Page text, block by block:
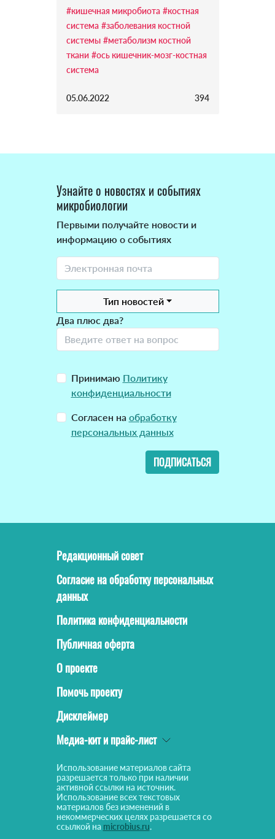
#кишечная микробиота #костная
система #заболевания костной
системы #метаболизм костной
ткани #ось кишечник-мозг-костная
система
05.06.2022 394
Узнайте о новостях и событиях
микробиологии
Первыми получайте новости и
информацию о событиях
Тип новостей
Два плюс два?
Принимаю Политику
конфиденциальности
Согласен на обработку
персональных данных
ПОДПИСАТЬСЯ
Редакционный совет
Согласие на обработку персональных
данных
Политика конфиденциальности
Публичная оферта
О проекте
Помочь проекту
Дисклеймер
Медиа-кит и прайс-лист
Использование материалов сайта
разрешается только при наличии
активной ссылки на источник.
Использование всех текстовых
материалов без изменений в
некоммерческих целях разрешается со
ссылкой на microbius.ru.